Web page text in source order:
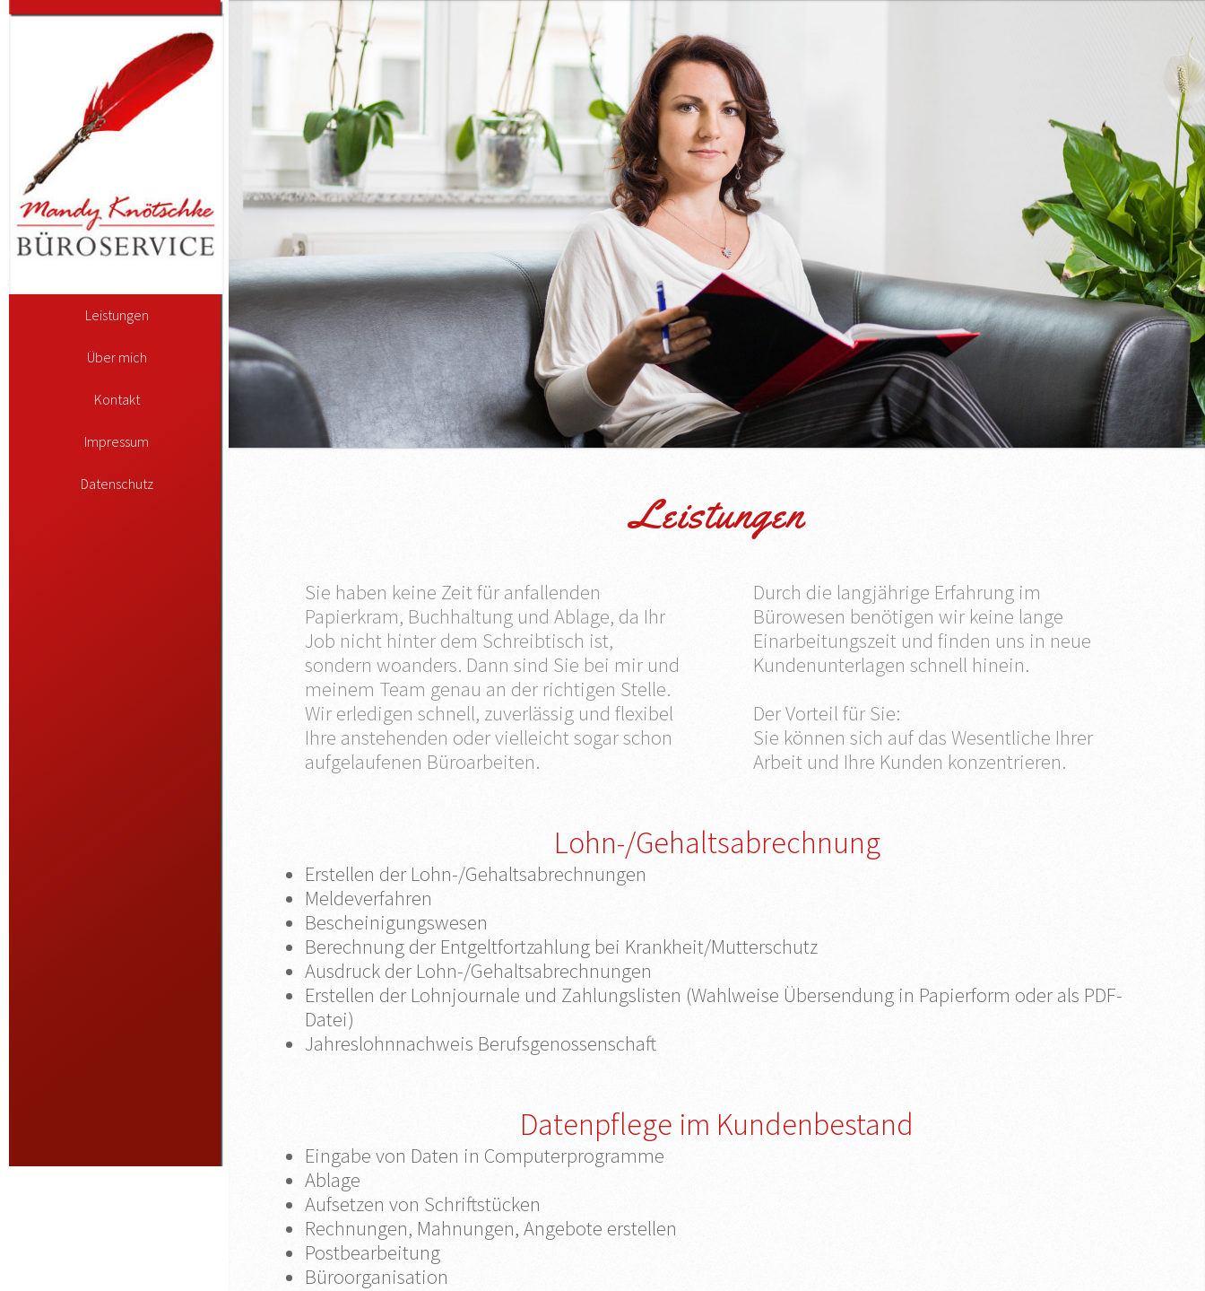
Leistungen
Sie haben keine Zeit für anfallenden
Papierkram, Buchhaltung und Ablage, da Ihr
Job nicht hinter dem Schreibtisch ist,
sondern woanders. Dann sind Sie bei mir und
meinem Team genau an der richtigen Stelle.
Wir erledigen schnell, zuverlässig und flexibel
Ihre anstehenden oder vielleicht sogar schon
aufgelaufenen Büroarbeiten.
Durch die langjährige Erfahrung im
Bürowesen benötigen wir keine lange
Einarbeitungszeit und finden uns in neue
Kundenunterlagen schnell hinein.
Der Vorteil für Sie:
Sie können sich auf das Wesentliche Ihrer
Arbeit und Ihre Kunden konzentrieren.
Lohn-/Gehaltsabrechnung
Erstellen der Lohn-/Gehaltsabrechnungen
Meldeverfahren
Bescheinigungswesen
Berechnung der Entgeltfortzahlung bei Krankheit/Mutterschutz
Ausdruck der Lohn-/Gehaltsabrechnungen
Erstellen der Lohnjournale und Zahlungslisten (Wahlweise Übersendung in Papierform oder als PDF-
Datei)
Jahreslohnnachweis Berufsgenossenschaft
Datenpflege im Kundenbestand
Eingabe von Daten in Computerprogramme
Ablage
Aufsetzen von Schriftstücken
Rechnungen, Mahnungen, Angebote erstellen
Postbearbeitung
Büroorganisation
Leistungen
Über mich
Kontakt
Impressum
Datenschutz